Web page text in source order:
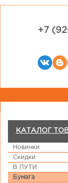
+7
КАТАЛОГ
Новинки
Скидки
В ПУТИ
Бумага